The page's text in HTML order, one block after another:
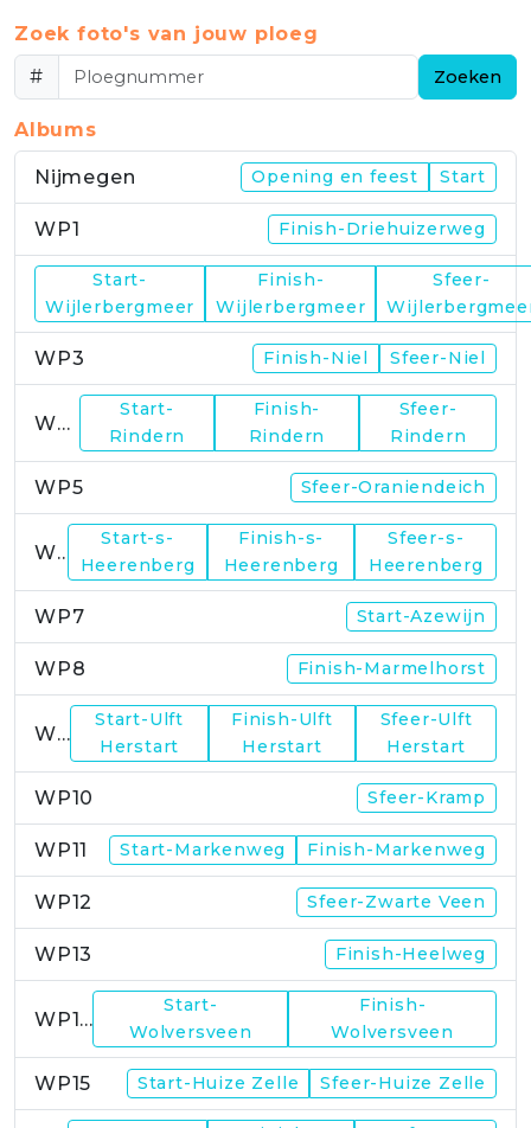
Zoek foto's van jouw ploeg
#
Zoeken
Albums
Nijmegen Opening en feest Start
WP1 Finish-Driehuizerweg
Start-
Wijlerbergmeer
Finish-
Wijlerbergmeer
Sfeer-
WP3 Finish-Niel Sfeer-Niel
WP4
Start-
Rindern
Finish-
Rindern
Sfeer-
Rindern
WP5 Sfeer-Oraniendeich
WP6
Start-s-
Heerenberg
Finish-s-
Heerenberg
Sfeer-s-
Heerenberg
WP7 Start-Azewijn
WP8 Finish-Marmelhorst
WP9
Start-Ulft
Herstart
Finish-Ulft
Herstart
Sfeer-Ulft
Herstart
WP10 Sfeer-Kramp
WP11 Start-Markenweg Finish-Markenweg
WP12 Sfeer-Zwarte Veen
WP13 Finish-Heelweg
WP14
Start-
Wolversveen
Finish-
Wolversveen
WP15 Start-Huize Zelle Sfeer-Huize Zelle